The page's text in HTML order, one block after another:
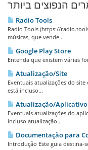
הנפוצים ביותר
Radio Tools
Radio Tools (https://
músicas, que vende...
Google Play Store
Entenda que existem várias
Atualização/Site
Eventuais atualizações do
está incluso...
Atualização/Aplicativo
Eventuais atualizações do
incluso atualização...
Documentação para
Introdução Este guia destina-